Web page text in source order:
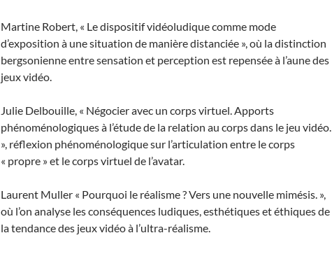
Martine Robert, « Le dispositif vidéoludique comme mode
d’exposition à une situation de manière distanciée », où la distinction
bergsonienne entre sensation et perception est repensée à l’aune des
jeux vidéo.
Julie Delbouille, « Négocier avec un corps virtuel. Apports
phénoménologiques à l’étude de la relation au corps dans le jeu vidéo.
», réflexion phénoménologique sur l’articulation entre le corps
« propre » et le corps virtuel de l’avatar.
Laurent Muller « Pourquoi le réalisme ? Vers une nouvelle mimésis. »,
où l’on analyse les conséquences ludiques, esthétiques et éthiques de
la tendance des jeux vidéo à l’ultra-réalisme.